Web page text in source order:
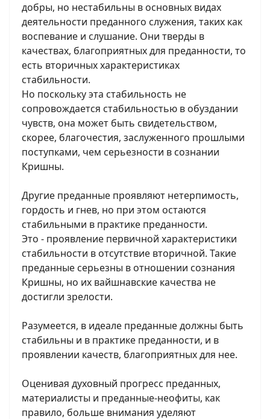
добры, но нестабильны в основных видах
деятельности преданного служения, таких как
воспевание и слушание. Они тверды в
качествах, благоприятных для преданности, то
есть вторичных характеристиках
стабильности.
Но поскольку эта стабильность не
сопровождается стабильностью в обуздании
чувств, она может быть свидетельством,
скорее, благочестия, заслуженного прошлыми
поступками, чем серьезности в сознании
Кришны.
Другие преданные проявляют нетерпимость,
гордость и гнев, но при этом остаются
стабильными в практике преданности.
Это - проявление первичной характеристики
стабильности в отсутствие вторичной. Такие
преданные серьезны в отношении сознания
Кришны, но их вайшнавские качества не
достигли зрелости.
Разумеется, в идеале преданные должны быть
стабильны и в практике преданности, и в
проявлении качеств, благоприятных для нее.
Оценивая духовный прогресс преданных,
материалисты и преданные-неофиты, как
правило, больше внимания уделяют